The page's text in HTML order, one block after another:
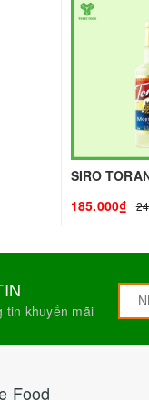
185.000₫
tin khuyến mãi
Food